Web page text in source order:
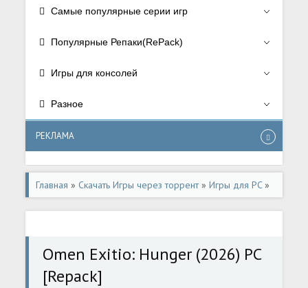
Самые популярные серии игр
Популярные Репаки(RePack)
Игры для консолей
Разное
РЕКЛАМА
Главная » Скачать Игры через торрент»Игры для PC»
Приключения/Adventure
Omen Exitio: Hunger (2026) PC
[Repack]